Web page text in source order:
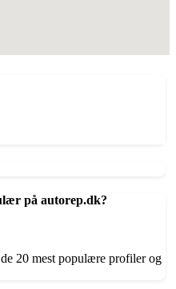
på autorep.dk?
20 mest populære profiler og